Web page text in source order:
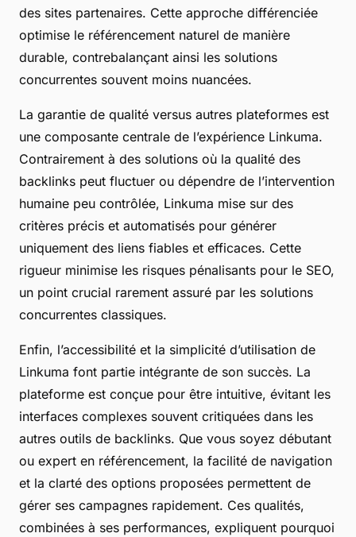
des sites partenaires. Cette approche différenciée
optimise le référencement naturel de manière
durable, contrebalançant ainsi les solutions
concurrentes souvent moins nuancées.
La garantie de qualité versus autres plateformes est
une composante centrale de l’expérience Linkuma.
Contrairement à des solutions où la qualité des
backlinks peut fluctuer ou dépendre de l’intervention
humaine peu contrôlée, Linkuma mise sur des
critères précis et automatisés pour générer
uniquement des liens fiables et efficaces. Cette
rigueur minimise les risques pénalisants pour le SEO,
un point crucial rarement assuré par les solutions
concurrentes classiques.
Enfin, l’accessibilité et la simplicité d’utilisation de
Linkuma font partie intégrante de son succès. La
plateforme est conçue pour être intuitive, évitant les
interfaces complexes souvent critiquées dans les
autres outils de backlinks. Que vous soyez débutant
ou expert en référencement, la facilité de navigation
et la clarté des options proposées permettent de
gérer ses campagnes rapidement. Ces qualités,
combinées à ses performances, expliquent pourquoi